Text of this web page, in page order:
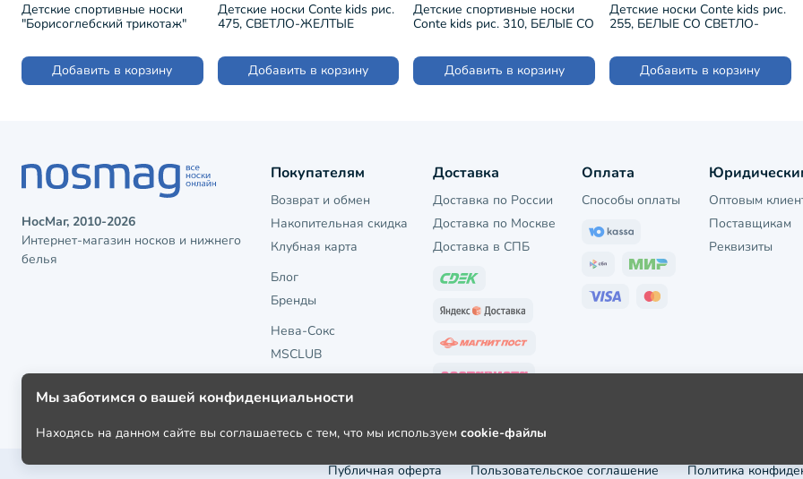
Детские спортивные носки
"Борисоглебский трикотаж"
Добавить в корзину
Детские носки Conte kids рис.
475, СВЕТЛО-ЖЕЛТЫЕ
Добавить в корзину
Детские спортивные носки
Conte kids рис. 310, БЕЛЫЕ СО
(7С-97СП)
Добавить в корзину
Детские носки Conte kids рис.
255, БЕЛЫЕ СО СВЕТЛО-
Добавить в корзину
НосМаг, 2010-2026
Интернет-магазин носков и нижнего
белья
Покупателям
Возврат и обмен
Накопительная скидка
Клубная карта
Блог
Бренды
Нева-Сокс
MSCLUB
Доставка
Доставка по России
Доставка по Москве
Доставка в СПБ
Оплата
Способы оплаты
Оптовым
Поставщикам
Реквизиты
Публичная оферта Пользовательское соглашение Политика
Мы заботимся о вашей конфиденциальности
Находясь на данном сайте вы соглашаетесь с тем, что мы используем cookie-файлы